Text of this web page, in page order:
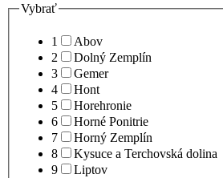
Vybrať
1
Abov
2
Dolný Zemplín
3
Gemer
4
Hont
5
Horehronie
6
Horné Ponitrie
7
Horný Zemplín
8
Kysuce a Terchovská dolina
9
Liptov